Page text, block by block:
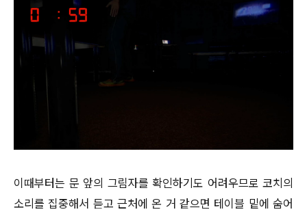
이때부터는 문 앞의 그림자를 확인하기도 어려우므로 코치의
소리를 집중해서 듣고 근처에 온 거 같으면 테이블 밑에 숨어